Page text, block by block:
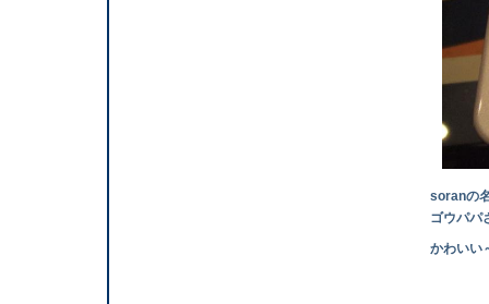
soranの名前
ゴウパパさんに
かわいい～